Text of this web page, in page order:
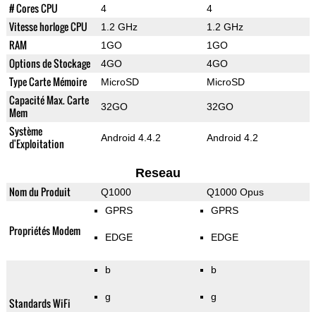
# Cores CPU 4 4
Vitesse horloge CPU 1.2 GHz 1.2 GHz
RAM 1GO 1GO
Options de Stockage 4GO 4GO
Type Carte Mémoire MicroSD MicroSD
Capacité Max. Carte
Mem
32GO 32GO
Système
d'Exploitation
Android 4.4.2 Android 4.2
Reseau
Nom du Produit Q1000 Q1000 Opus
Propriétés Modem
GPRS
EDGE
GPRS
EDGE
Standards WiFi
b
g
b
g